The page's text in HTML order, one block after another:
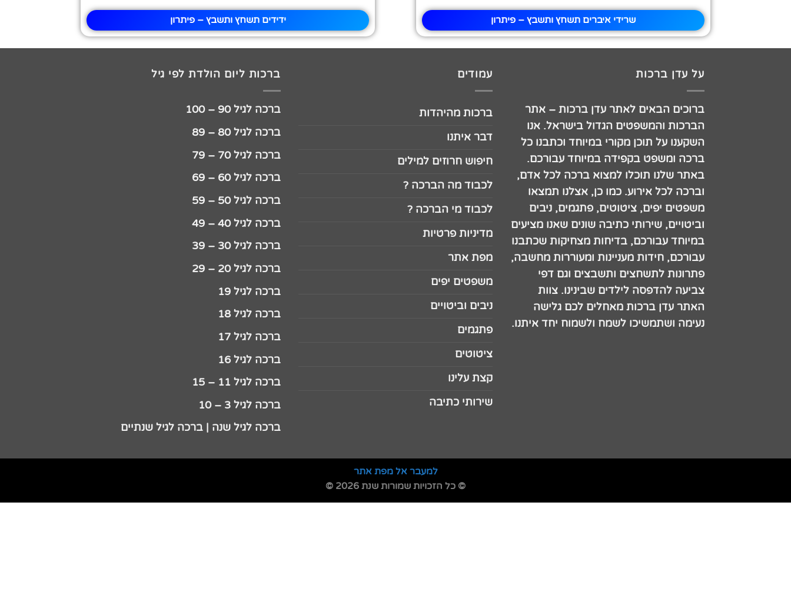
שרידי איברים תשחץ ותשבץ – פיתרון ידידים תשחץ ותשבץ – פיתרון
על עדן ברכות
ברוכים הבאים לאתר עדן ברכות – אתר
הברכות והמשפטים הגדול בישראל. אנו
השקענו על תוכן מקורי במיוחד וכתבנו כל
ברכה ומשפט בקפידה במיוחד עבורכם.
באתר שלנו תוכלו למצוא ברכה לכל אדם,
וברכה לכל אירוע. כמו כן, אצלנו תמצאו
משפטים יפים, ציטוטים, פתגמים, ניבים
וביטויים, שירותי כתיבה שונים שאנו מציעים
במיוחד עבורכם, בדיחות מצחיקות שכתבנו
עבורכם, חידות מעניינות ומעוררות מחשבה,
פתרונות לתשחצים ותשבצים וגם דפי
צביעה להדפסה לילדים שבינינו. צוות
האתר עדן ברכות מאחלים לכם גלישה
נעימה ושתמשיכו לשמח ולשמוח יחד איתנו.
עמודים
ברכות מהיהדות
דבר איתנו
חיפוש חרוזים למילים
לכבוד מה הברכה ?
לכבוד מי הברכה ?
מדיניות פרטיות
מפת אתר
משפטים יפים
ניבים וביטויים
פתגמים
ציטוטים
קצת עלינו
שירותי כתיבה
ברכות ליום הולדת לפי גיל
ברכה לגיל 90 – 100
ברכה לגיל 80 – 89
ברכה לגיל 70 – 79
ברכה לגיל 60 – 69
ברכה לגיל 50 – 59
ברכה לגיל 40 – 49
ברכה לגיל 30 – 39
ברכה לגיל 20 – 29
ברכה לגיל 19
ברכה לגיל 18
ברכה לגיל 17
ברכה לגיל 16
ברכה לגיל 11 – 15
ברכה לגיל 3 – 10
ברכה לגיל שנה | ברכה לגיל שנתיים
למעבר אל מפת אתר
© כל הזכויות שמורות שנת 2026 ©